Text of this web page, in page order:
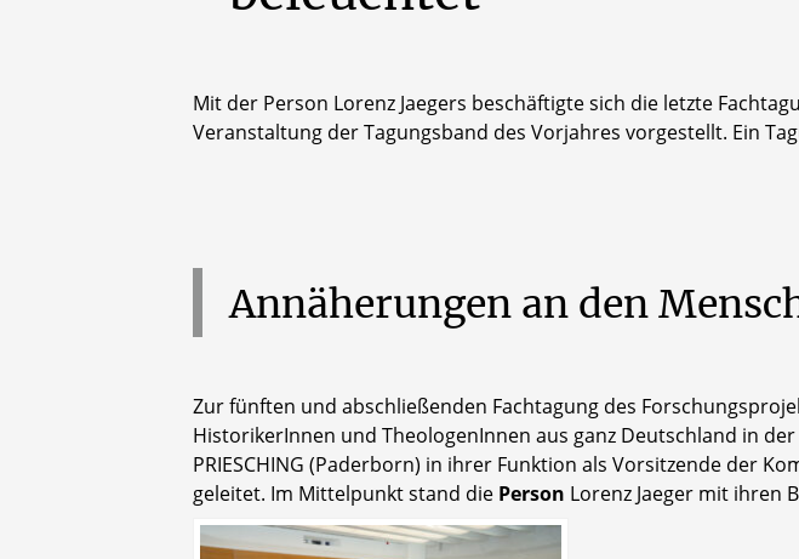
Mit der Person Lorenz Jaegers beschäftigte sich die letzte
Veranstaltung der Tagungsband des Vorjahres vorgestellt. Ein
Annäherungen an den
Zur fünften und abschließenden Fachtagung des
HistorikerInnen und TheologenInnen aus ganz Deutschland in
PRIESCHING (Paderborn) in ihrer Funktion als Vorsitzende der
geleitet. Im Mittelpunkt stand die Person Lorenz Jaeger mit ihren